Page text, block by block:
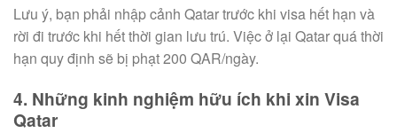
Lưu ý, bạn phải nhập cảnh Qatar trước khi visa hết hạn và
rời đi trước khi hết thời gian lưu trú. Việc ở lại Qatar quá thời
hạn quy định sẽ bị phạt 200 QAR/ngày.
4. Những kinh nghiệm hữu ích khi xin Visa
Qatar